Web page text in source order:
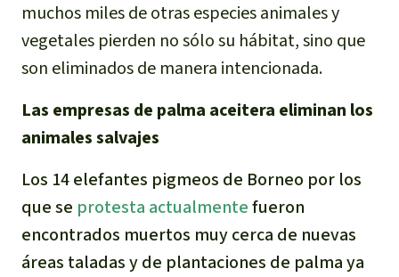
muchos miles de otras especies animales y
vegetales pierden no sólo su hábitat, sino que
son eliminados de manera intencionada.
Las empresas de palma aceitera eliminan los
animales salvajes
Los 14 elefantes pigmeos de Borneo por los
que se protesta actualmentefueron
encontrados muertos muy cerca de nuevas
áreas taladas y de plantaciones de palma ya